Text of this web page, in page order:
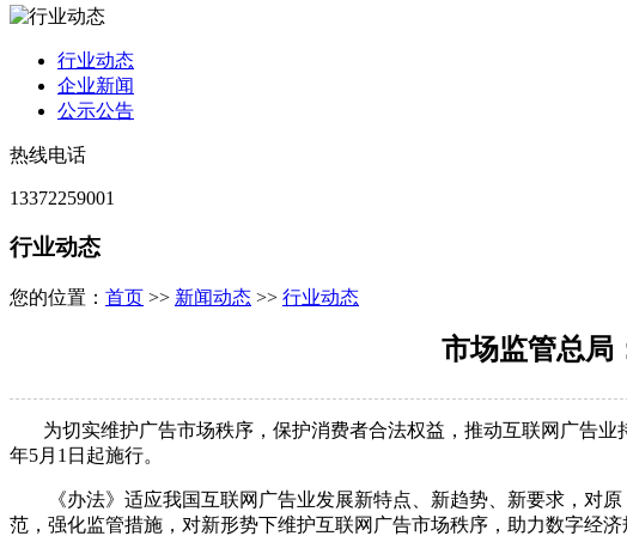
行业动态
企业新闻
公示公告
热线电话
13372259001
行业动态
您的位置： 首页 >> 新闻动态 >> 行业动态
市场监管总局
为切实维护广告市场秩序，保护消费者合法权益，推动互联网广告业
年5月1日起施行。
《办法》适应我国互联网广告业发展新特点、新趋势、新要求，对原
范，强化监管措施，对新形势下维护互联网广告市场秩序，助力数字经济